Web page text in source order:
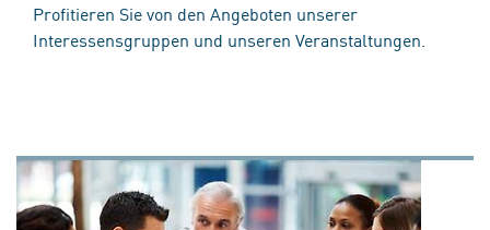
Profitieren Sie von den Angeboten unserer
Interessensgruppen und unseren Veranstaltungen.